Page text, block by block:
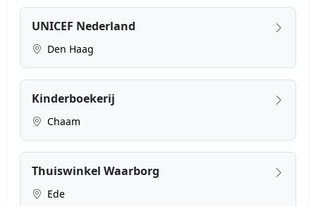
UNICEF Nederland
Den Haag
Kinderboekerij
Chaam
Thuiswinkel Waarborg
Ede